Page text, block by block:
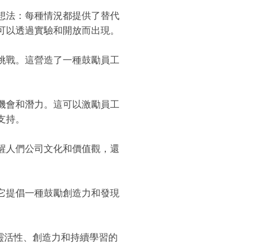
法：每種情況都提供了替代
透過實驗和開放而出現。
戰。這營造了一種鼓勵員工
會和潛力。這可以激勵員工
。
人們公司文化和價值觀，還
提倡一種鼓勵創造力和發現
性、創造力和持續學習的